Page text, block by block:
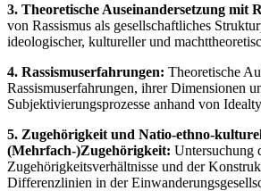
3. Theoretische Auseinandersetzung mit
von Rassismus als gesellschaftliches
ideologischer, kultureller und
4. Rassismuserfahrungen: Theoretische
Rassismuserfahrungen, ihrer Dimensionen
Subjektivierungsprozesse anhand von
5. Zugehörigkeit und Natio-ethno-
(Mehrfach-)Zugehörigkeit: Untersuchung
Zugehörigkeitsverhältnisse und der
Differenzlinien in der